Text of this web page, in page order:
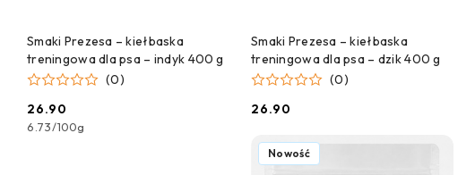
Smaki Prezesa – kiełbaska
treningowa dla psa – indyk 400 g
(0)
Cena:
26.90
6.73/100g
Smaki Prezesa – kiełbaska
treningowa dla psa – dzik 400 g
(0)
Cena:
26.90
Nowość